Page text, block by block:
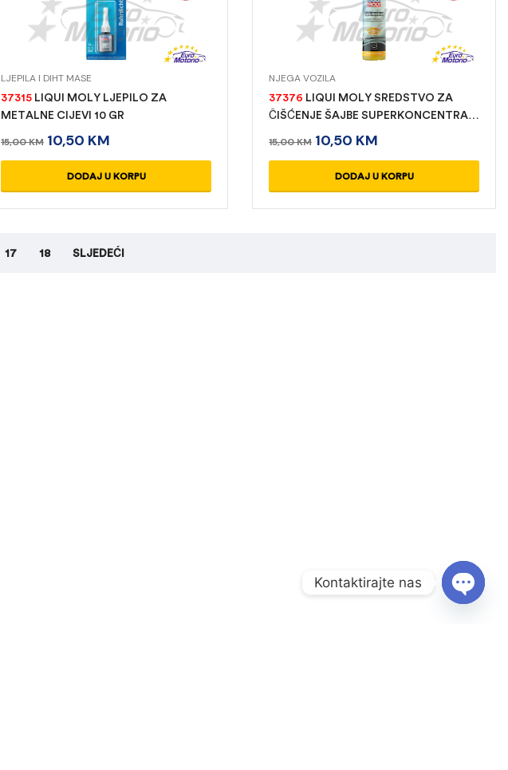
LJEPILA I DIHT MASE
37315 LIQUI MOLY LJEPILO ZA
METALNE CIJEVI 10 GR
15,00KM 10,50 KM
DODAJ U KORPU
NJEGA VOZILA
37376 LIQUI MOLY SREDSTVO ZA
ČIŠĆENJE ŠAJBE SUPERKONCENTRAT
15,00KM 10,50 KM
DODAJ U KORPU
17 18 SLJEDEĆI
Kontaktirajte nas